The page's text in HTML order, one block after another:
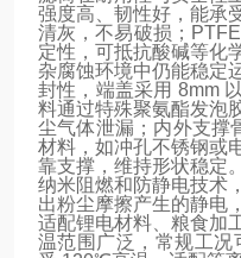
强度高、韧性好，能承
清灰，不易破损；
定性，可抵抗酸碱等化
杂腐蚀环境中仍能稳定
封性，端盖采用 8mm
料通过特殊聚氨酯发泡
尘气体泄漏；内外支撑
材料，如冲孔不锈钢或
靠支撑，维持形状稳定
纳米阻燃和防静电技术
出粉尘摩擦产生的静电
适配锂电材料、粮食加
温范围广泛，常规工